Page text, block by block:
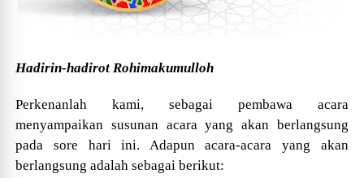
Hadirin-hadirotRohimakumulloh
Perkenanlah kami, sebagai pembawa acara
menyampaikan susunan acara yang akan berlangsung
pada sore hari ini. Adapun acara-acara yang akan
berlangsung adalah sebagai berikut: